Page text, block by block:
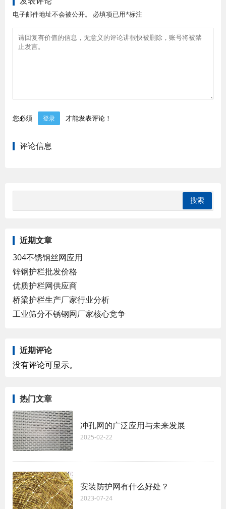
电子邮件地址不会被公开。 必填项已用*标注
您必须 登录 才能发表评论！
评论信息
近期文章
304不锈钢丝网应用
锌钢护栏批发价格
优质护栏网供应商
桥梁护栏生产厂家行业分析
工业筛分不锈钢网厂家核心竞争
近期评论
没有评论可显示。
热门文章
冲孔网的广泛应用与未来发展
2025-02-22
安装防护网有什么好处？
2023-07-24